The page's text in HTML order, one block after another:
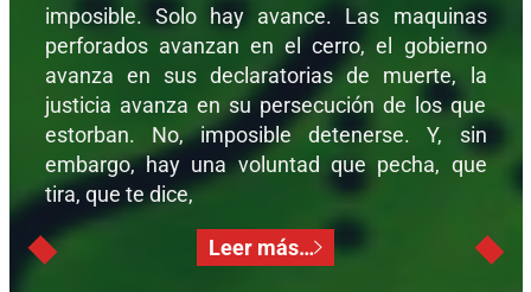
imposible. Solo hay avance. Las maquinas
perforados avanzan en el cerro, el gobierno
avanza en sus declaratorias de muerte, la
justicia avanza en su persecución de los que
estorban. No, imposible detenerse. Y, sin
embargo, hay una voluntad que pecha, que
tira, que te dice,
Leer más…